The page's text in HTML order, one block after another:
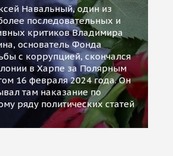
Навальный, один из
последовательных и
критиков Владимира
основатель Фонда
с коррупцией, скончался
в Харпе за Полярным
16 февраля 2024 года. Он
там наказание по
ряду политических статей